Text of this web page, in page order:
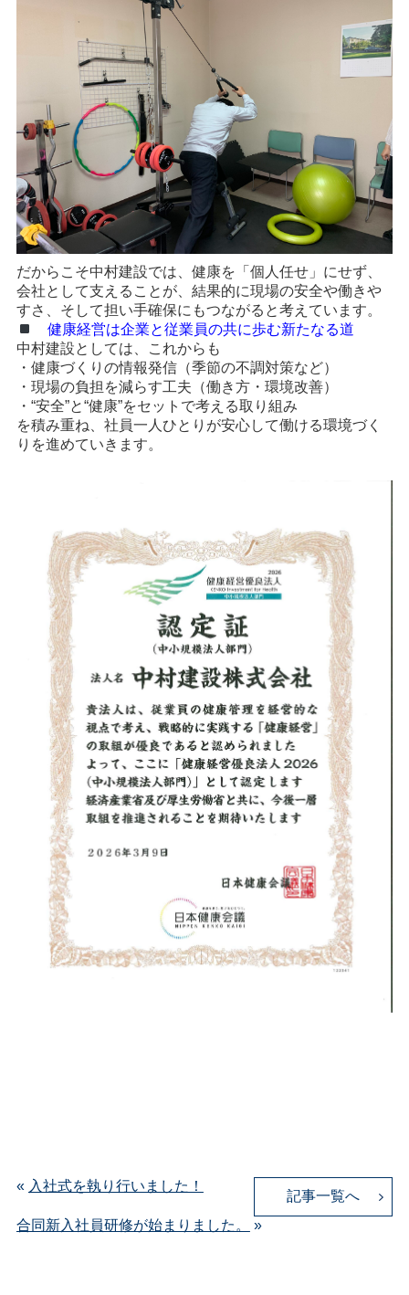
だからこそ中村建設では、健康を「個人任せ」にせず、
会社として支えることが、結果的に現場の安全や働きや
すさ、そして担い手確保にもつながると考えています。
健康経営は企業と従業員の共に歩む新たなる道
中村建設としては、これからも
・健康づくりの情報発信（季節の不調対策など）
・現場の負担を減らす工夫（働き方・環境改善）
・“安全”と“健康”をセットで考える取り組み
を積み重ね、社員一人ひとりが安心して働ける環境づく
りを進めていきます。
« 入社式を執り行いました！
記事一覧へ
合同新入社員研修が始まりました。
»